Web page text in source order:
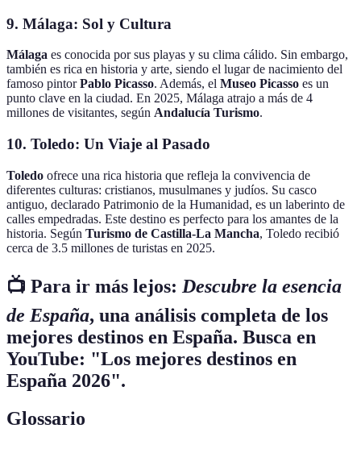
9. Málaga: Sol y Cultura
Málaga es conocida por sus playas y su clima cálido. Sin embargo,
también es rica en historia y arte, siendo el lugar de nacimiento del
famoso pintorPablo Picasso. Además, el Museo Picasso es un
punto clave en la ciudad. En 2025, Málaga atrajo a más de 4
millones de visitantes, según Andalucía Turismo.
10. Toledo: Un Viaje al Pasado
Toledo ofrece una rica historia que refleja la convivencia de
diferentes culturas: cristianos, musulmanes y judíos. Su casco
antiguo, declarado Patrimonio de la Humanidad, es un laberinto de
calles empedradas. Este destino es perfecto para los amantes de la
historia. Según Turismo de Castilla-La Mancha, Toledo recibió
cerca de 3.5 millones de turistas en 2025.
📺 Para ir más lejos: Descubre la esencia
de España, una análisis completa de los
mejores destinos en España. Busca en
YouTube: "Los mejores destinos en
España 2026".
Glossario